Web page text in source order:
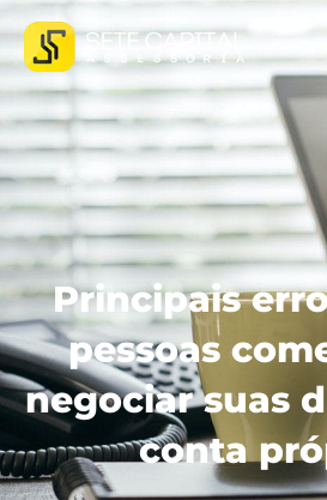
Principais
pessoas
negociar suas
conta